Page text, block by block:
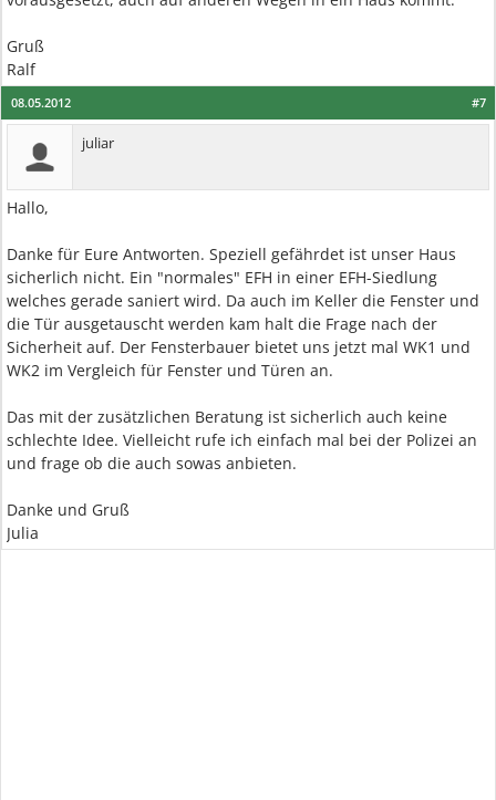
Gruß
Ralf
#7
08.05.2012
juliar
Hallo,
Danke für Eure Antworten. Speziell gefährdet ist unser Haus
sicherlich nicht. Ein "normales" EFH in einer EFH-Siedlung
welches gerade saniert wird. Da auch im Keller die Fenster und
die Tür ausgetauscht werden kam halt die Frage nach der
Sicherheit auf. Der Fensterbauer bietet uns jetzt mal WK1 und
WK2 im Vergleich für Fenster und Türen an.
Das mit der zusätzlichen Beratung ist sicherlich auch keine
schlechte Idee. Vielleicht rufe ich einfach mal bei der Polizei an
und frage ob die auch sowas anbieten.
Danke und Gruß
Julia